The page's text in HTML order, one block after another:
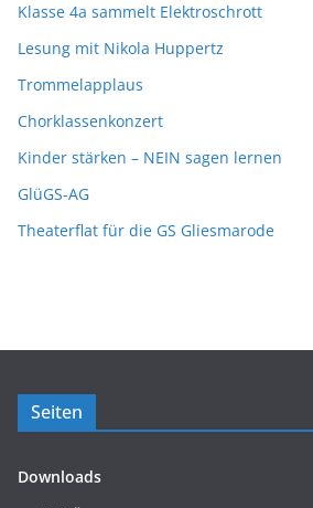
Klasse 4a sammelt Elektroschrott
Lesung mit Nikola Huppertz
Trommelapplaus
Chorklassenkonzert
Kinder stärken – NEIN sagen lernen
GlüGS-AG
Theaterflat für die GS Gliesmarode
Seiten
Downloads